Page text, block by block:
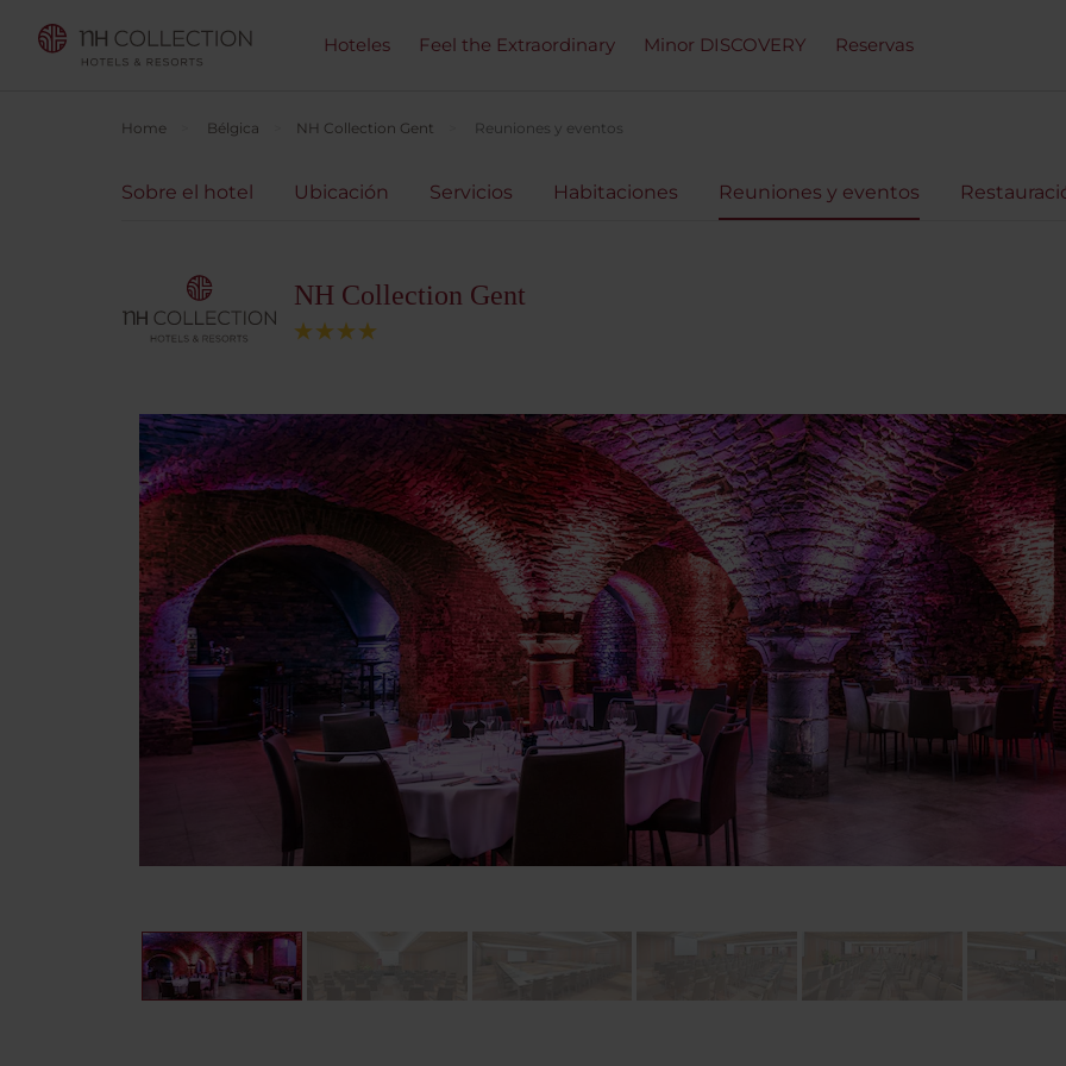
Hoteles Feel the Extraordinary Minor DISCOVERY Reservas
Home Bélgica NH Collection Gent Reuniones y eventos
Sobre el hotel Ubicación Servicios Habitaciones Reuniones y eventos
NH Collection Gent